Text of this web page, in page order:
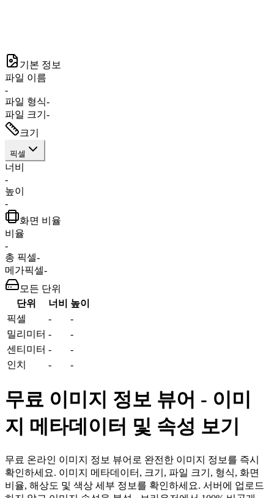
기본 정보
파일 이름
-
파일 형식-
파일 크기 -
크기
픽셀
너비
-
높이
-
화면 비율
비율
-
총 픽셀-
메가픽셀-
모든 단위
단위
너비
높이
픽셀
-
-
밀리미터 -
-
센티미터 -
-
인치
- -
무료 이미지 정보 뷰어 - 이미
지 메타데이터 및 속성 보기
무료 온라인 이미지 정보 뷰어로 완전한 이미지 정보를 즉시
확인하세요. 이미지 메타데이터, 크기, 파일 크기, 형식, 화면
비율, 해상도 및 색상 세부 정보를 확인하세요. 서버에 업로드